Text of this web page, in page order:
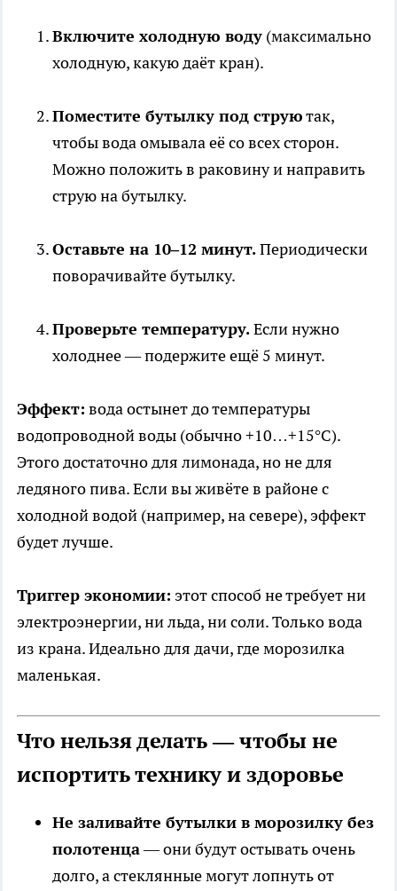
Включите холодную воду (максимально
холодную, какую даёт кран).
Поместите бутылку под струютак,
чтобы вода омывала её со всех сторон.
Можно положить в раковину и направить
струю на бутылку.
Оставьте на 10–12 минут.Периодически
поворачивайте бутылку.
Проверьте температуру.Если нужно
холоднее — подержите ещё 5 минут.
Эффект: вода остынет до температуры
водопроводной воды (обычно +10…+15°C).
Этого достаточно для лимонада, но не для
ледяного пива. Если вы живёте в районе с
холодной водой (например, на севере), эффект
будет лучше.
Триггер экономии: этот способ не требует ни
электроэнергии, ни льда, ни соли. Только вода
из крана. Идеально для дачи, где морозилка
маленькая.
Что нельзя делать — чтобы не
испортить технику и здоровье
Не заливайте бутылки в морозилку без
полотенца— они будут остывать очень
долго, а стеклянные могут лопнуть от